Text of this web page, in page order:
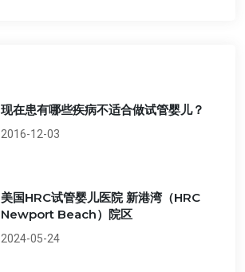
现在患有哪些疾病不适合做试管婴儿？
2016-12-03
美国HRC试管婴儿医院 新港湾（HRC
Newport Beach）院区
2024-05-24